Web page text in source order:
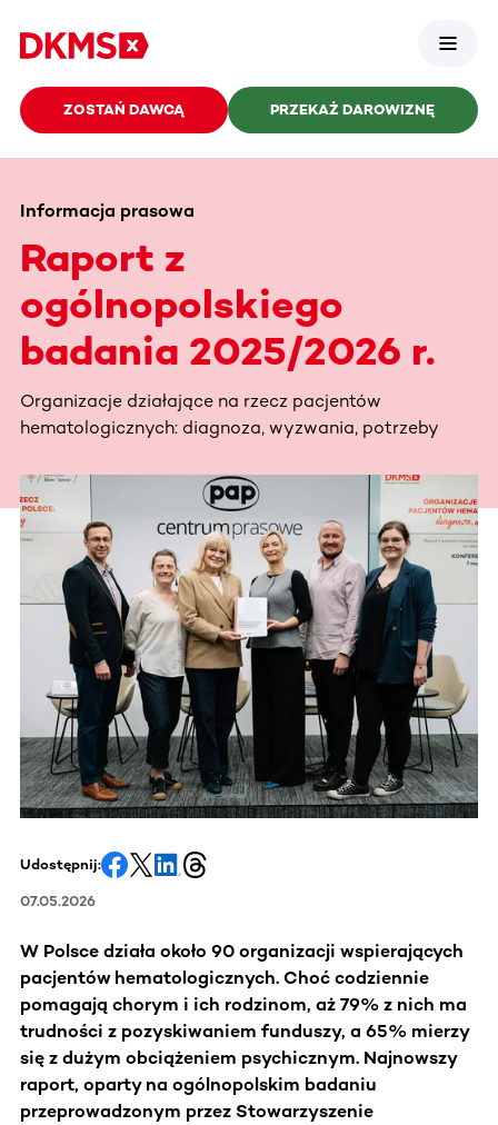
ZOSTAŃ DAWCĄ PRZEKAŻ DAROWIZNĘ
Informacja prasowa
Raport z
ogólnopolskiego
badania 2025/2026 r.
Organizacje działające na rzecz pacjentów
hematologicznych: diagnoza, wyzwania, potrzeby
Udostępnij:
07.05.2026
W Polsce działa około 90 organizacji wspierających
pacjentów hematologicznych. Choć codziennie
pomagają chorym i ich rodzinom, aż 79% z nich ma
trudności z pozyskiwaniem funduszy, a 65% mierzy
się z dużym obciążeniem psychicznym. Najnowszy
raport, oparty na ogólnopolskim badaniu
przeprowadzonym przez Stowarzyszenie